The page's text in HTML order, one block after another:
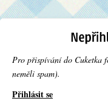
Pro přispívání do Cuketka
neměli spam).
Přihlásit se